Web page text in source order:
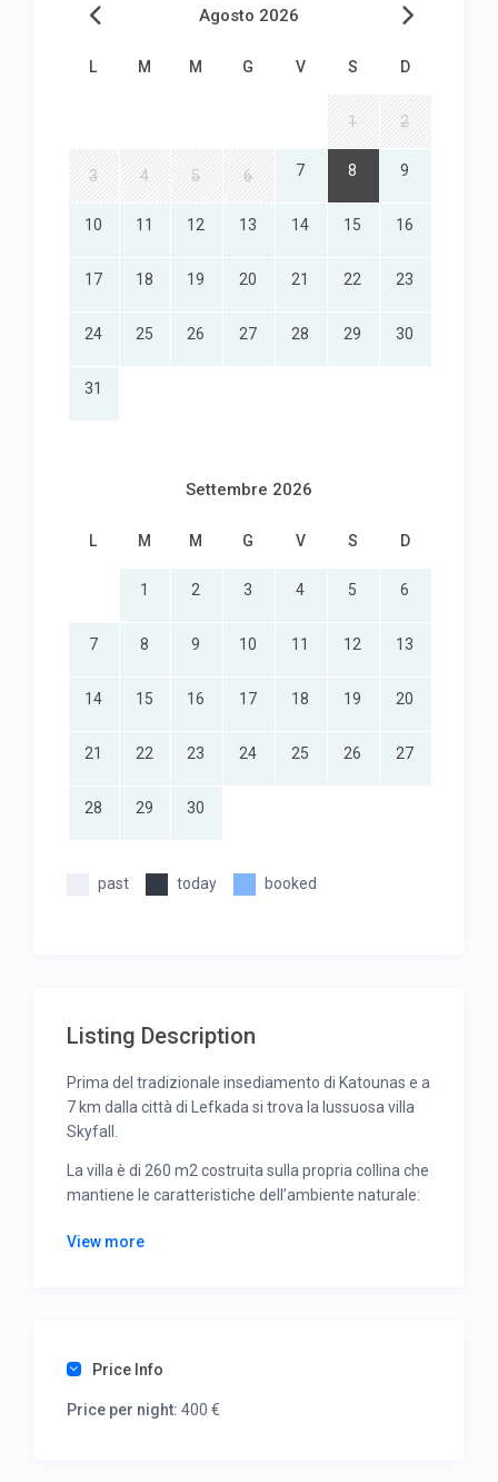
Agosto 2026
L M M G V S D
1 2
3 4 5 6 7 8 9
10 11 12 13 14 15 16
17 18 19 20 21 22 23
24 25 26 27 28 29 30
31
Settembre 2026
L M M G V S D
1 2 3 4 5 6
7 8 9 10 11 12 13
14 15 16 17 18 19 20
21 22 23 24 25 26 27
28 29 30
past today booked
Listing Description
Prima del tradizionale insediamento di Katounas e a
7 km dalla città di Lefkada si trova la lussuosa villa
Skyfall.
La villa è di 260 m2 costruita sulla propria collina che
mantiene le caratteristiche dell’ambiente naturale:
sfiora il mare, dell’immenso mare azzurro che si
villaggio tradizionale……
View more
Price Info
Price per night: 400 €